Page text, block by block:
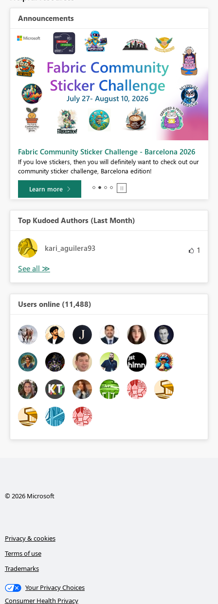
Announcements
Fabric Community Sticker Challenge - Barcelona 2026
If you love stickers, then you will definitely want to check out our
community sticker challenge, Barcelona edition!
Learn more
Top Kudoed Authors (Last Month)
kari_aguilera93 1
Users online (11,488)
© 2026 Microsoft
Privacy & cookies
Terms of use
Trademarks
Your Privacy Choices
Consumer Health Privacy